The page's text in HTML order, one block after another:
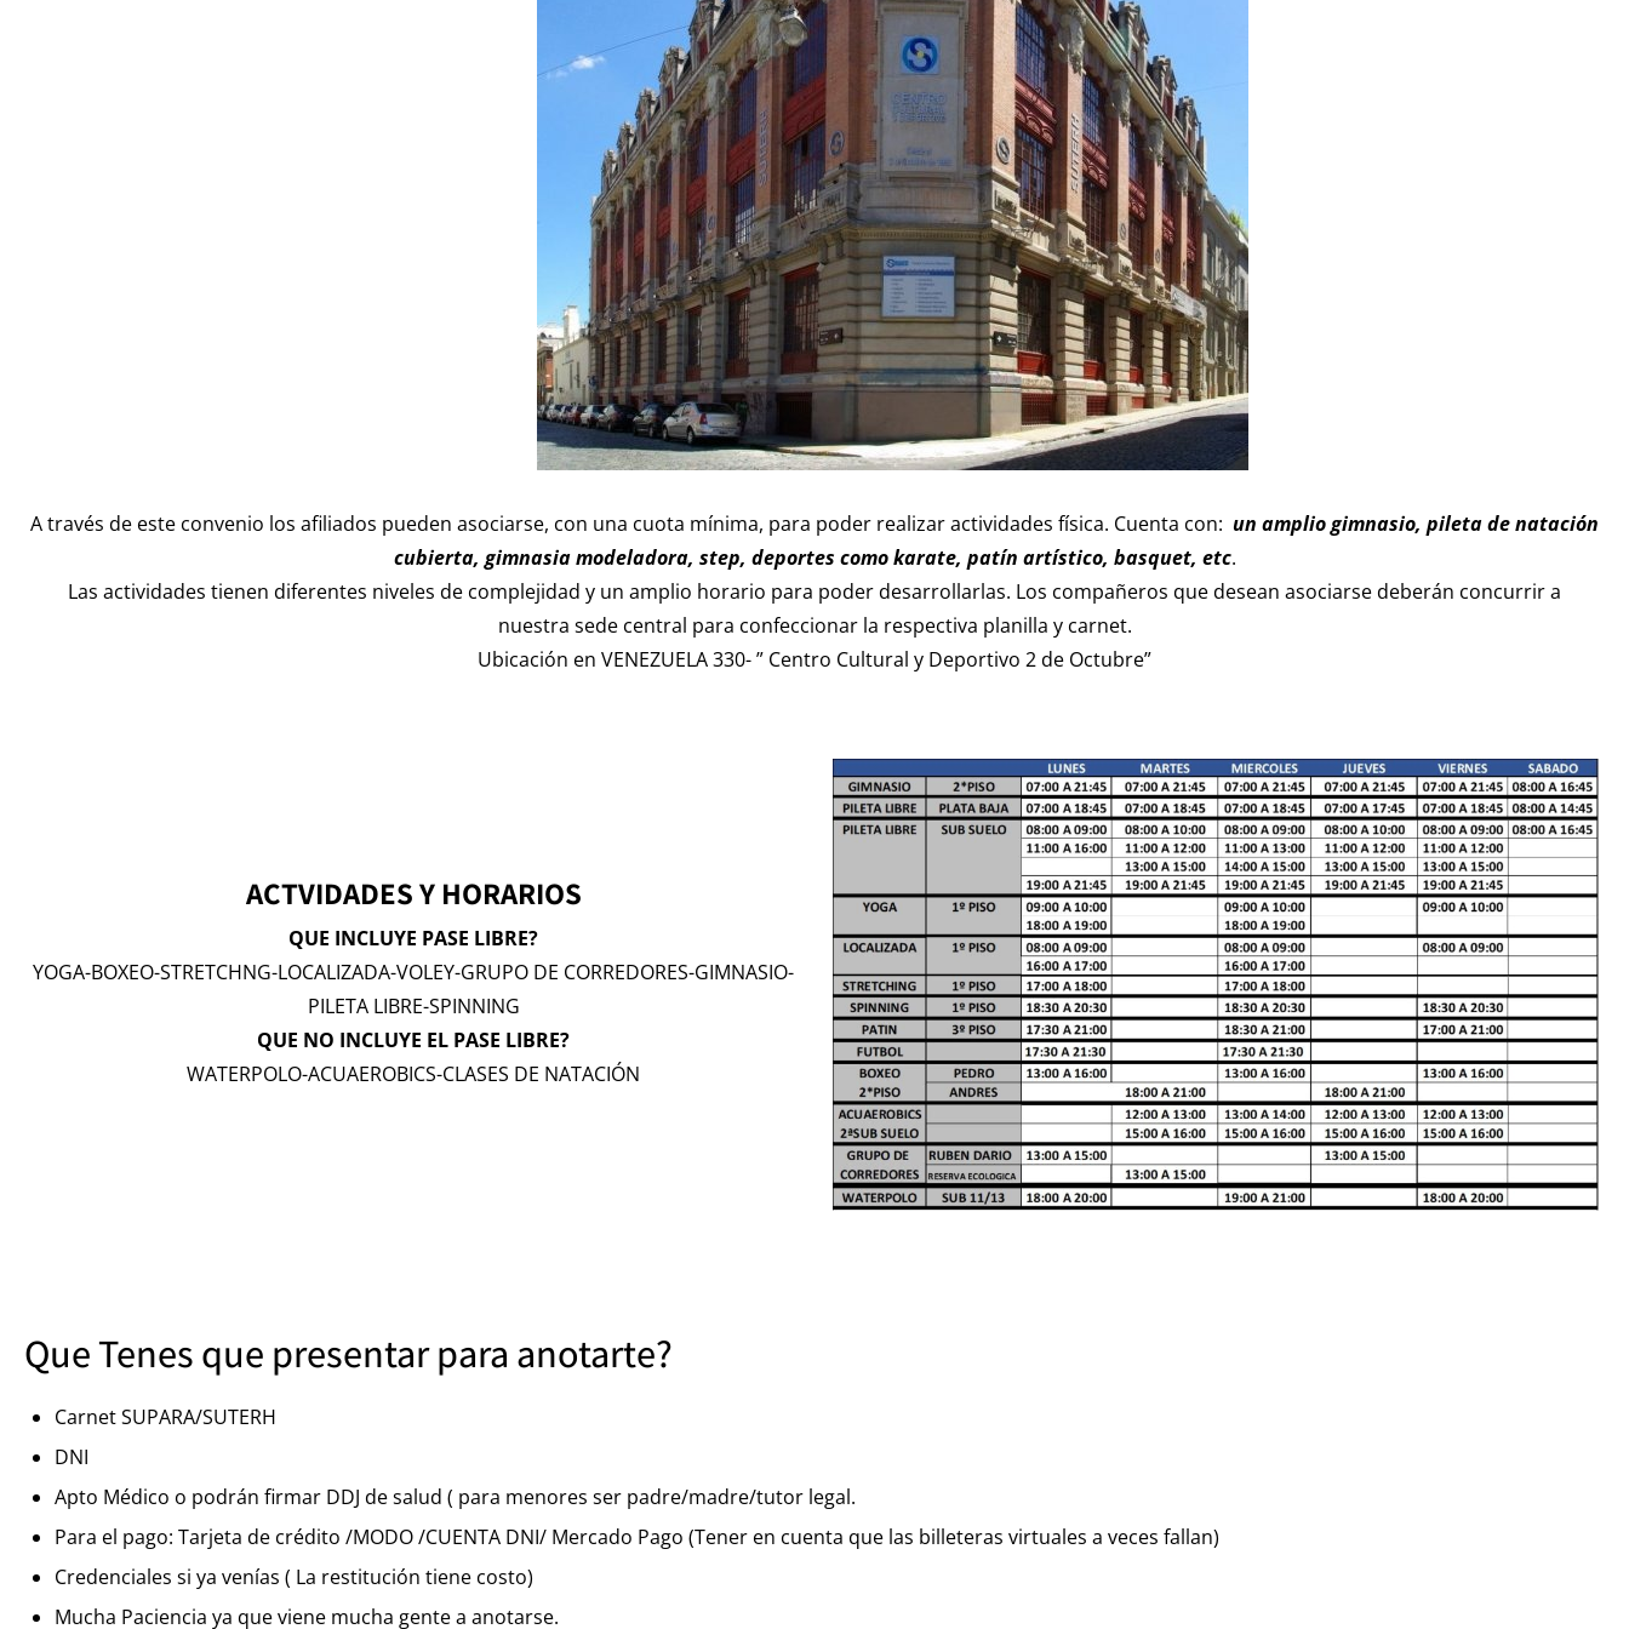
A través de este convenio los afiliados pueden asociarse, con una cuota mínima, para poder realizar actividades física. Cuenta con: un amplio gimnasio, pileta de natación
cubierta, gimnasia modeladora, step, deportes como karate, patín artístico, basquet, etc.
Las actividades tienen diferentes niveles de complejidad y un amplio horario para poder desarrollarlas. Los compañeros que desean asociarse deberán concurrir a
nuestra sede central para confeccionar la respectiva planilla y carnet.
Ubicación en VENEZUELA 330- ” Centro Cultural y Deportivo 2 de Octubre”
ACTVIDADES Y HORARIOS
QUE INCLUYE PASE LIBRE?
YOGA-BOXEO-STRETCHNG-LOCALIZADA-VOLEY-GRUPO DE CORREDORES-GIMNASIO-
PILETA LIBRE-SPINNING
QUE NO INCLUYE EL PASE LIBRE?
WATERPOLO-ACUAEROBICS-CLASES DE NATACIÓN
Que Tenes que presentar para anotarte?
Carnet SUPARA/SUTERH
DNI
Apto Médico o podrán firmar DDJ de salud ( para menores ser padre/madre/tutor legal.
Para el pago: Tarjeta de crédito /MODO /CUENTA DNI/ Mercado Pago (Tener en cuenta que las billeteras virtuales a veces fallan)
Credenciales si ya venías ( La restitución tiene costo)
Mucha Paciencia ya que viene mucha gente a anotarse.